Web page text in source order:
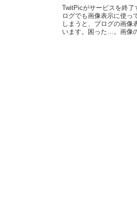
TwitPicがサービスを終
ログでも画像表示に使っ
しまうと、ブログの画像
います。困った…。画像
いのですが… これがす